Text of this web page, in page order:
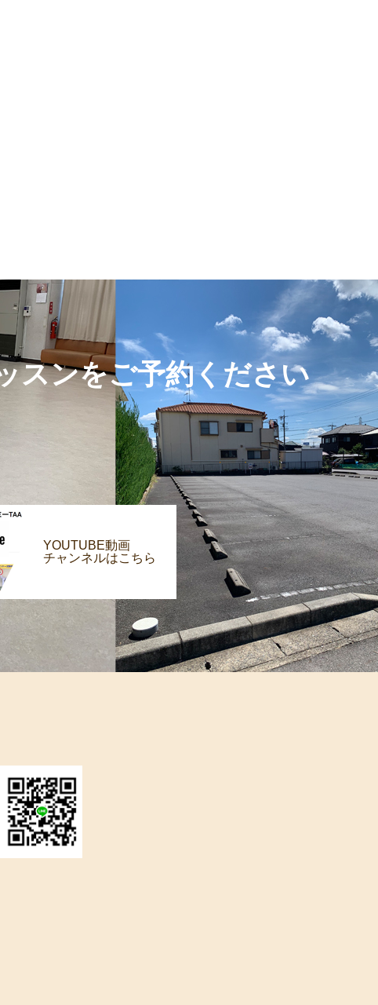
スンをご予約ください
YOUTUBE動画
チャンネルはこちら